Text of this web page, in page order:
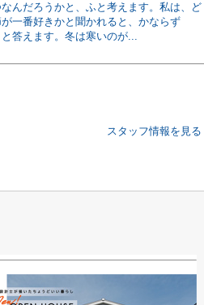
んだろうかと、ふと考えます。私は、ど
一番好きかと聞かれると、かならず
答えます。冬は寒いのが...
スタッフ情報を見る